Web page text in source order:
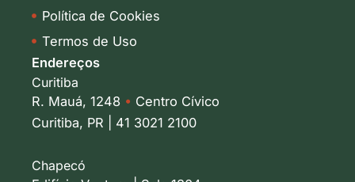
Política de Cookies
Termos de Uso
Endereços
Curitiba
R. Mauá, 1248 • Centro Cívico
Curitiba, PR | 41 3021 2100
Chapecó